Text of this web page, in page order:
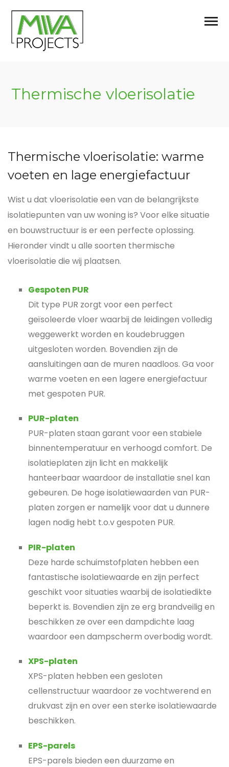
Thermische vloerisolatie
Thermische vloerisolatie: warme
voeten en lage energiefactuur
Wist u dat vloerisolatie een van de belangrijkste
isolatiepunten van uw woning is? Voor elke situatie
en bouwstructuur is er een perfecte oplossing.
Hieronder vindt u alle soorten thermische
vloerisolatie die wij plaatsen.
Gespoten PUR
Dit type PUR zorgt voor een perfect
geïsoleerde vloer waarbij de leidingen volledig
weggewerkt worden en koudebruggen
uitgesloten worden. Bovendien zijn de
aansluitingen aan de muren naadloos. Ga voor
warme voeten en een lagere energiefactuur
met gespoten PUR.
PUR-platen
PUR-platen staan garant voor een stabiele
binnentemperatuur en verhoogd comfort. De
isolatieplaten zijn licht en makkelijk
hanteerbaar waardoor de installatie snel kan
gebeuren. De hoge isolatiewaarden van PUR-
platen zorgen er namelijk voor dat u dunnere
lagen nodig hebt t.o.v gespoten PUR.
PIR-platen
Deze harde schuimstofplaten hebben een
fantastische isolatiewaarde en zijn perfect
geschikt voor situaties waarbij de isolatiedikte
beperkt is. Bovendien zijn ze erg brandveilig en
beschikken ze over een dampdichte laag
waardoor een dampscherm overbodig wordt.
XPS-platen
XPS-platen hebben een gesloten
cellenstructuur waardoor ze vochtwerend en
drukvast zijn en over een sterke isolatiewaarde
beschikken.
EPS-parels
EPS-parels bieden een duurzame en